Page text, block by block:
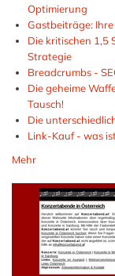
Optimierung
Gastbeiträge:
Die kritischen 1,5
Strategie
Breadcrumbs -
Die geheime
Tausch!
Die
Link-Kauf - was
Mehr